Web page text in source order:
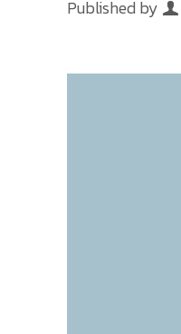
Published by